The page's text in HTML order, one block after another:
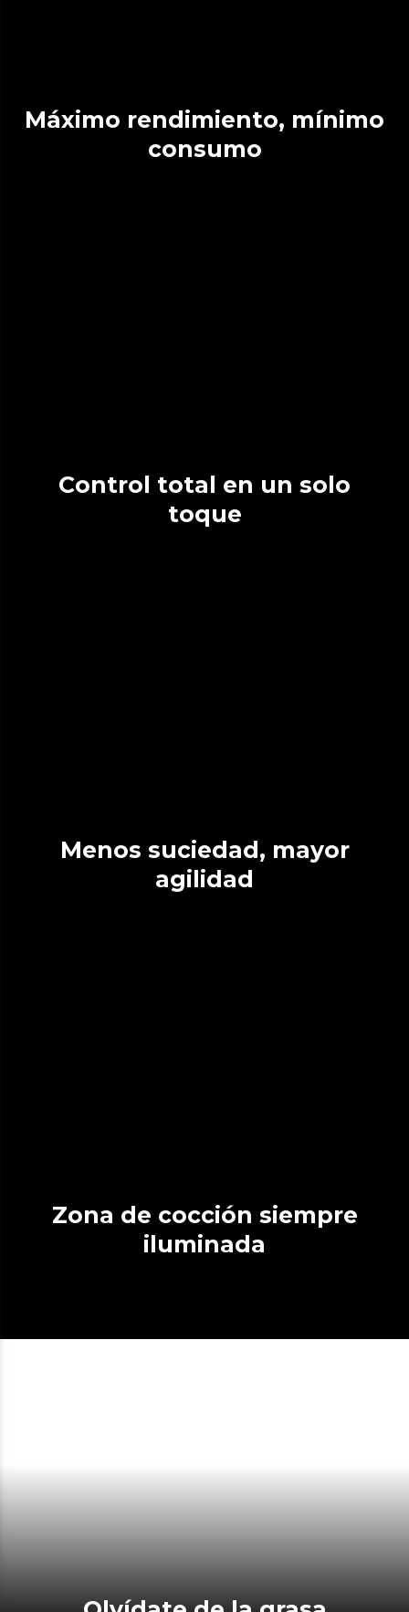
Máximo rendimiento, mínimo
consumo
Control total en un solo
toque
Menos suciedad, mayor
agilidad
Zona de cocción siempre
iluminada